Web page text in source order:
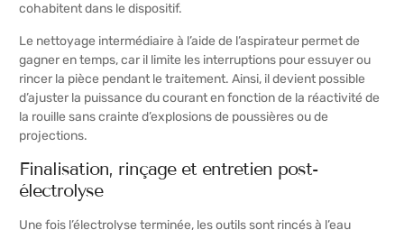
cohabitent dans le dispositif.
Le nettoyage intermédiaire à l’aide de l’aspirateur permet de
gagner en temps, car il limite les interruptions pour essuyer ou
rincer la pièce pendant le traitement. Ainsi, il devient possible
d’ajuster la puissance du courant en fonction de la réactivité de
la rouille sans crainte d’explosions de poussières ou de
projections.
Finalisation, rinçage et entretien post-
électrolyse
Une fois l’électrolyse terminée, les outils sont rincés à l’eau